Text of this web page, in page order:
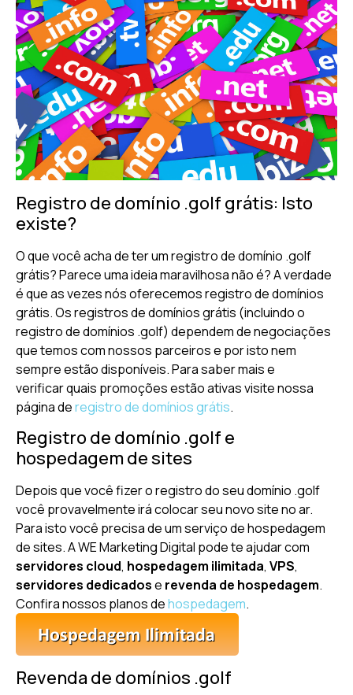
Registro de domínio .golf grátis: Isto
existe?
O que você acha de ter um registro de domínio .golf
grátis? Parece uma ideia maravilhosa não é? A verdade
é que as vezes nós oferecemos registro de domínios
grátis. Os registros de domínios grátis (incluindo o
registro de domínios .golf) dependem de negociações
que temos com nossos parceiros e por isto nem
sempre estão disponíveis. Para saber mais e
verificar quais promoções estão ativas visite nossa
página deregistro de domínios grátis.
Registro de domínio .golf e
hospedagem de sites
Depois que você fizer o registro do seu domínio .golf
você provavelmente irá colocar seu novo site no ar.
Para isto você precisa de um serviço de hospedagem
de sites. A WE Marketing Digital pode te ajudar com
servidores cloud, hospedagem ilimitada, VPS,
servidores dedicadose revenda de hospedagem.
Confira nossos planos dehospedagem.
Revenda de domínios .golf